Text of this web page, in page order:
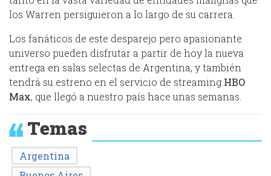
los Warren persiguieron a lo largo de su carrera.
Los fanáticos de este desparejo pero apasionante
universo pueden disfrutar a partir de hoy la nueva
entrega en salas selectas de Argentina, y también
tendrá su estreno en el servicio de streaming HBO
Max, que llegó a nuestro país hace unas semanas.
Temas
Argentina